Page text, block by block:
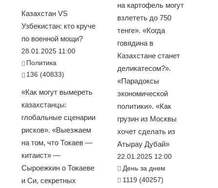
Казахстан VS
Узбекистан: кто круче
по военной мощи?
28.01.2025 11:00
Политика
136 (40833)
«Как могут вымереть
казахстанцы:
глобальные сценарии
рисков». «Выезжаем
на том, что Токаев —
китаист» —
Сыроежкин о Токаеве
и Си, секретных
на картофель могут
взлететь до 750
тенге». «Когда
говядина в
Казахстане станет
деликатесом?».
«Парадоксы
экономической
политики». «Как
грузин из Москвы
хочет сделать из
Атырау Дубай»
22.01.2025 12:00
День за днем
1119 (40257)